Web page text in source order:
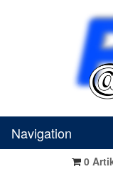
Navigation
0